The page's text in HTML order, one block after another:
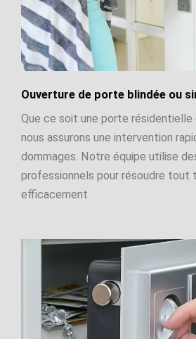
Ouverture de porte blindée ou
Que ce soit une porte résidentielle
nous assurons une intervention
dommages. Notre équipe utilise
professionnels pour résoudre tout
efficacement